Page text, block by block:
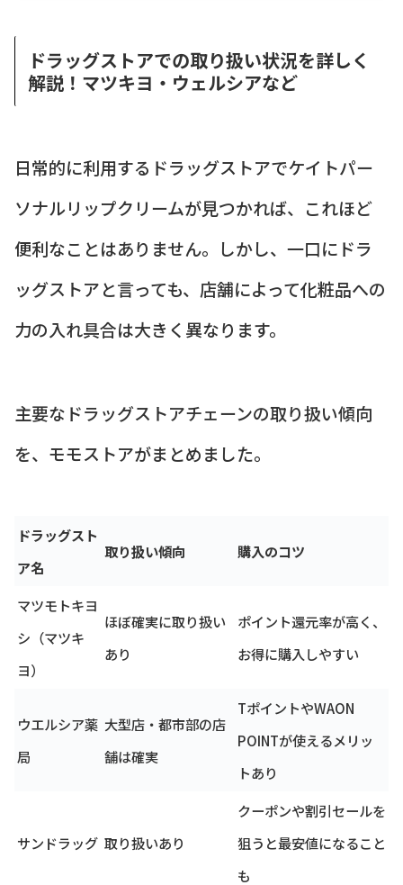
ドラッグストアでの取り扱い状況を詳しく
解説！マツキヨ・ウェルシアなど
日常的に利用するドラッグストアでケイトパー
ソナルリップクリームが見つかれば、これほど
便利なことはありません。しかし、一口にドラ
ッグストアと言っても、店舗によって化粧品への
力の入れ具合は大きく異なります。
主要なドラッグストアチェーンの取り扱い傾向
を、モモストアがまとめました。
ドラッグスト
ア名
取り扱い傾向 購入のコツ
マツモトキヨ
シ（マツキ
ヨ）
ほぼ確実に取り扱い
あり
ポイント還元率が高く、
お得に購入しやすい
ウエルシア薬
局
大型店・都市部の店
舗は確実
TポイントやWAON
POINTが使えるメリッ
トあり
サンドラッグ 取り扱いあり
クーポンや割引セールを
狙うと最安値になること
も